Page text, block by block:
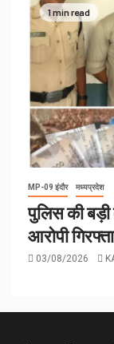
1 min read
MP-09 इंदौर मध्यप्रदेश
पुलिस की बड़ी
आरोपी
03/08/2026